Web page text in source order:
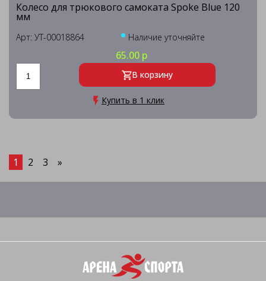
Колесо для трюкового самоката Spoke Blue 120
мм
Арт: УТ-00018864 Наличие уточняйте
65.00 р
В корзину
Купить в 1 клик
1 2 3 »